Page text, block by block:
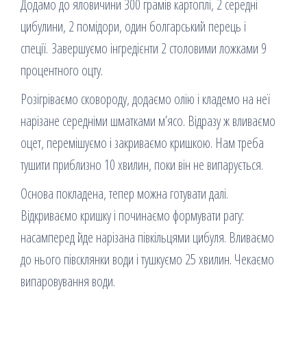
Додамо до яловичини 300 грамів картоплі, 2 середні
цибулини, 2 помідори, один болгарський перець і
спеції. Завершуємо інгредієнти 2 столовими ложками 9
процентного оцту.
Розігріваємо сковороду, додаємо олію і кладемо на неї
нарізане середніми шматками м’ясо. Відразу ж вливаємо
оцет, перемішуємо і закриваємо кришкою. Нам треба
тушити приблизно 10 хвилин, поки він не випарується.
Основа покладена, тепер можна готувати далі.
Відкриваємо кришку і починаємо формувати рагу:
насамперед йде нарізана півкільцями цибуля. Вливаємо
до нього півсклянки води і тушкуємо 25 хвилин. Чекаємо
випаровування води.